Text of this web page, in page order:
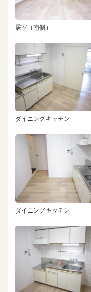
居室（南側）
ダイニングキッチン
ダイニングキッチン